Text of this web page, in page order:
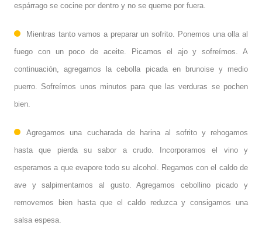
espárrago se cocine por dentro y no se queme por fuera.
Mientras tanto vamos a preparar un sofrito. Ponemos una olla al
fuego con un poco de aceite. Picamos el ajo y sofreímos. A
continuación, agregamos la cebolla picada en brunoise y medio
puerro. Sofreímos unos minutos para que las verduras se pochen
bien.
Agregamos una cucharada de harina al sofrito y rehogamos
hasta que pierda su sabor a crudo. Incorporamos el vino y
esperamos a que evapore todo su alcohol. Regamos con el caldo de
ave y salpimentamos al gusto. Agregamos cebollino picado y
removemos bien hasta que el caldo reduzca y consigamos una
salsa espesa.